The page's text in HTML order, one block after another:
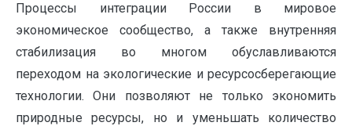
Процессы интеграции России в мировое
экономическое сообщество, а также внутренняя
стабилизация во многом обуславливаются
переходом на экологические и ресурсосберегающие
технологии. Они позволяют не только экономить
природные ресурсы, но и уменьшать количество